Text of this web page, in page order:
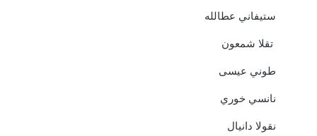
ستيفاني عطالله
تقلا شمعون
طوني عيسى
نانسي خوري
نقولا دانيال